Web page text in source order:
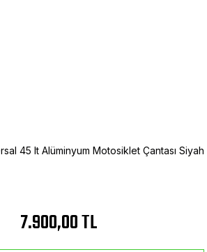
45 lt Alüminyum Motosiklet Çantası Siyah
7.900,00 TL